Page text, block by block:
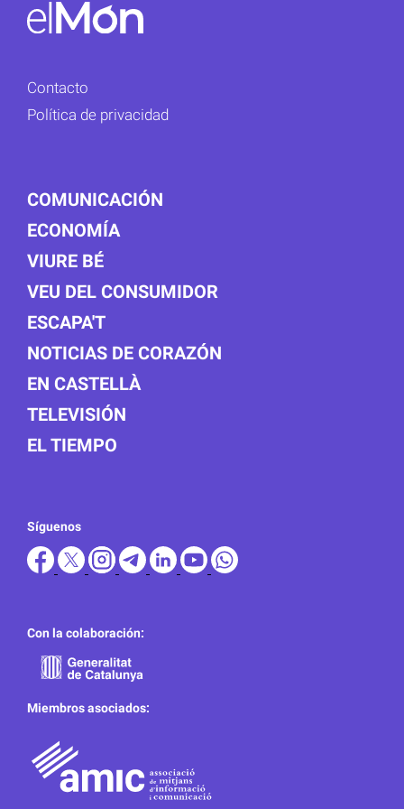
Contacto
Política de privacidad
COMUNICACIÓN
ECONOMÍA
VIURE BÉ
VEU DEL CONSUMIDOR
ESCAPA'T
NOTICIAS DE CORAZÓN
EN CASTELLÀ
TELEVISIÓN
EL TIEMPO
Síguenos
Con la colaboración:
Miembros asociados: